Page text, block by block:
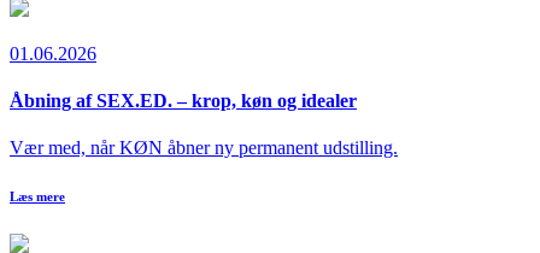
01.06.2026
Åbning af SEX.ED. – krop, køn og idealer
Vær med, når KØN åbner ny permanent udstilling.
Læs mere